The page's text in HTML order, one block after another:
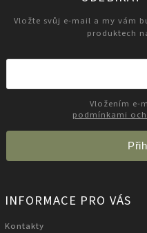
Vložte svůj e-mail a my vám
produktech
podmínkami
INFORMACE PRO VÁS
Kontakty